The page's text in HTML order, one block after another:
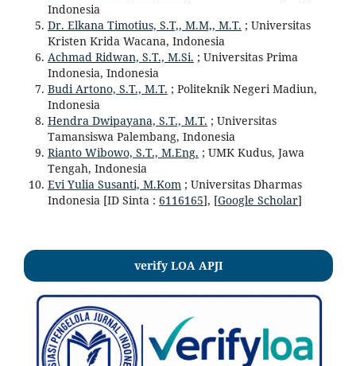
Indonesia
Dr. Elkana Timotius, S.T,, M.M,, M.T. ; Universitas
Kristen Krida Wacana, Indonesia
Achmad Ridwan, S.T., M.Si. ; Universitas Prima
Indonesia, Indonesia
Budi Artono, S.T., M.T. ; Politeknik Negeri Madiun,
Indonesia
Hendra Dwipayana, S.T., M.T. ; Universitas
Tamansiswa Palembang, Indonesia
Rianto Wibowo, S.T., M.Eng. ; UMK Kudus, Jawa
Tengah, Indonesia
Evi Yulia Susanti, M.Kom; Universitas Dharmas
Indonesia [ID Sinta : 6116165], [Google Scholar]
verify LOA APJI